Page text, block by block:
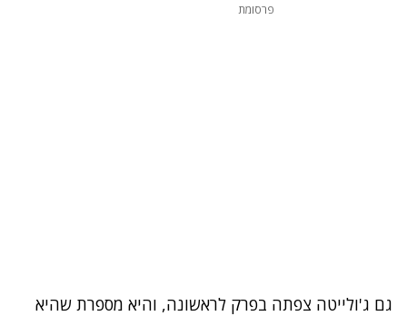
פרסומת
גם ג'ולייטה צפתה בפרק לראשונה, והיא מספרת שהיא